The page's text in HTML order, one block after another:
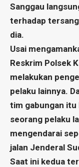
Sanggau
terhadap
dia.
Usai
Reskrim Polsek
melakukan
pelaku lainnya.
tim gabungan itu
seorang pelaku
mengendarai
jalan Jenderal
Saat ini kedua